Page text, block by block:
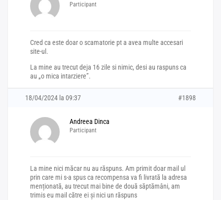
Participant
Cred ca este doar o scamatorie pt a avea multe accesari
site-ul.
La mine au trecut deja 16 zile si nimic, desi au raspuns ca
au „o mica intarziere”.
18/04/2024 la 09:37 #1898
Andreea Dinca
Participant
La mine nici măcar nu au răspuns. Am primit doar mail ul
prin care mi s-a spus ca recompensa va fi livrată la adresa
menționată, au trecut mai bine de două săptămâni, am
trimis eu mail către ei și nici un răspuns